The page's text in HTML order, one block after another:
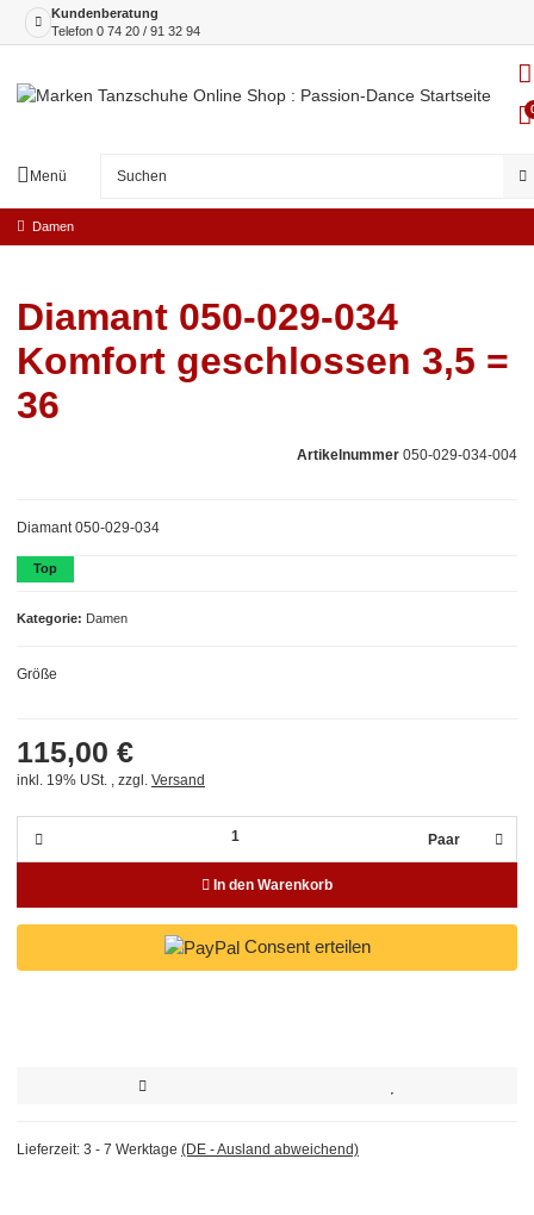
Kundenberatung
Telefon 0 74 20 / 91 32 94
Menü
Damen
Top
Diamant 050-029-034
Komfort geschlossen 3,5 =
36
Artikelnummer 050-029-034-004
Kategorie Damen
Diamant 050-029-034
Größe
115,00 €
inkl. 19% USt. , zzgl. Versand
Paar
In den Warenkorb
Consent erteilen
Lieferzeit: 3 - 7 Werktage (DE - Ausland abweichend)